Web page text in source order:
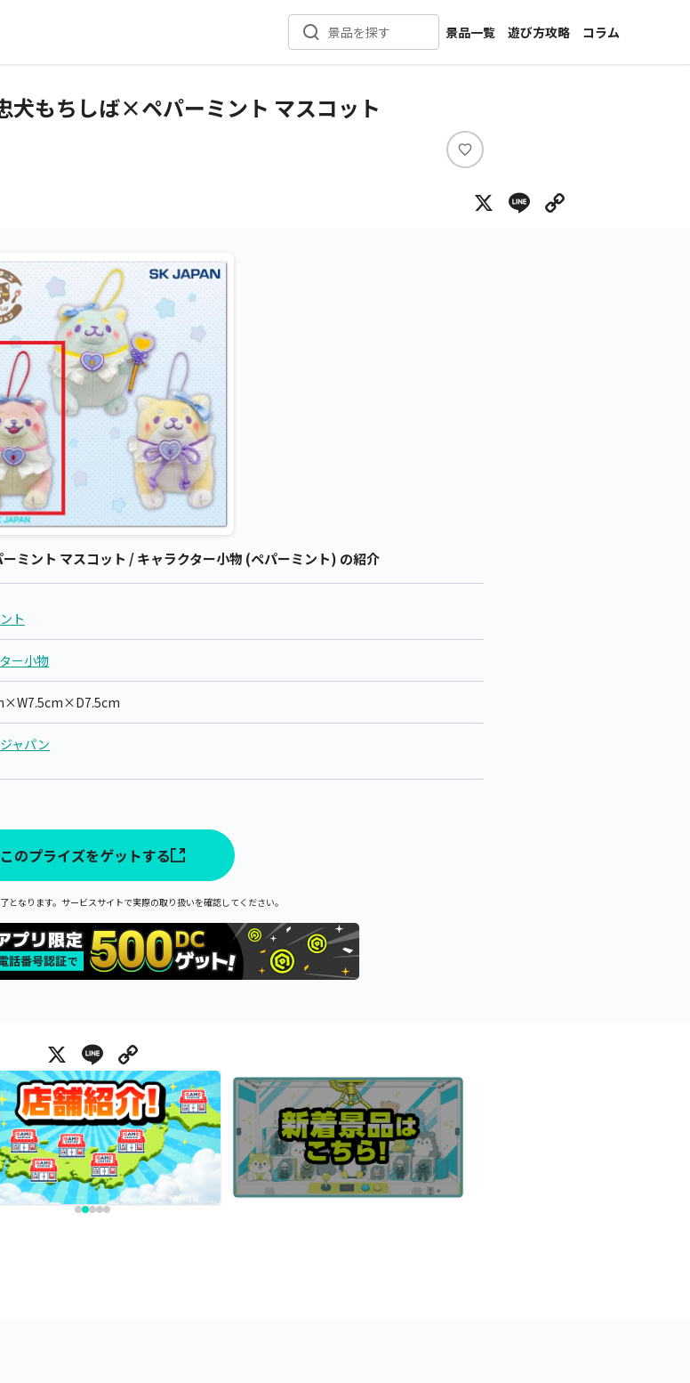
景品を探す
景品一覧
新着景品
メーカー一覧
遊び方攻略
コラム
インタビュー
犬もちしば×ペパーミント マスコット
い
ね
X Line
ミント マスコット / キャラクター小物 (ペパーミント) の紹介
ト
ー小物
ャパン
このプライズをゲットする
となります。サービスサイトで実際の取り扱いを確認してください。
X Line